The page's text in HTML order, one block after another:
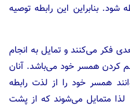
شود. بنابراین این رابطه توصیه
فکر می‌کنند و تمایل به انجام
کردن همسر خود می‌باشد. آنان
همسر خود را از لذت رابطه
لذا متمایل می‌‌شوند که از پشت